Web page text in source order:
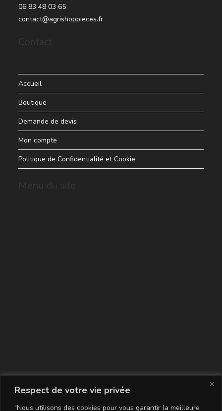
Respect de votre vie privée
"Nous utilisons des cookies pour vous garantir la meilleure
06 83 48 03 65
contact@agrishoppieces.fr
Accueil
Boutique
Demande de devis
Mon compte
Politique de Confidentialité et Cookie
La carte